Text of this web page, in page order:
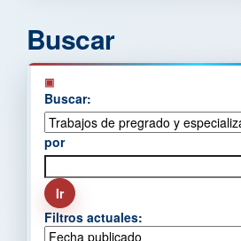
Buscar
Buscar:
por
Filtros actuales: